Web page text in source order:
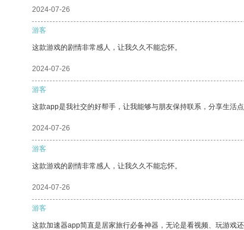
2024-07-26
游客
这款游戏的剧情非常感人，让我久久不能忘怀。
2024-07-26
游客
这款app是我社交的好帮手，让我能够与朋友保持联系，分享生活点
2024-07-26
游客
这款游戏的剧情非常感人，让我久久不能忘怀。
2024-07-26
游客
这款加速器app简直是居家旅行必备神器，无论是看视频、玩游戏